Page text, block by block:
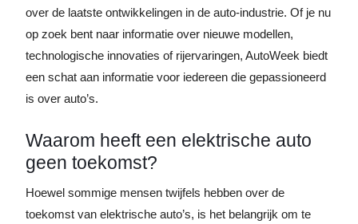
over de laatste ontwikkelingen in de auto-industrie. Of je nu
op zoek bent naar informatie over nieuwe modellen,
technologische innovaties of rijervaringen, AutoWeek biedt
een schat aan informatie voor iedereen die gepassioneerd
is over auto’s.
Waarom heeft een elektrische auto
geen toekomst?
Hoewel sommige mensen twijfels hebben over de
toekomst van elektrische auto’s, is het belangrijk om te